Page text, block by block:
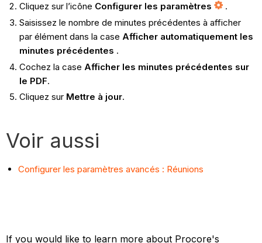
Cliquez sur l’icône Configurer les paramètres
.
Saisissez le nombre de minutes précédentes à afficher
par élément dans la case Afficher automatiquement les
minutes précédentes .
Cochez la case Afficher les minutes précédentes sur
le PDF.
Cliquez sur Mettre à jour.
Voir aussi
Configurer les paramètres avancés : Réunions
If you would like to learn more about Procore's